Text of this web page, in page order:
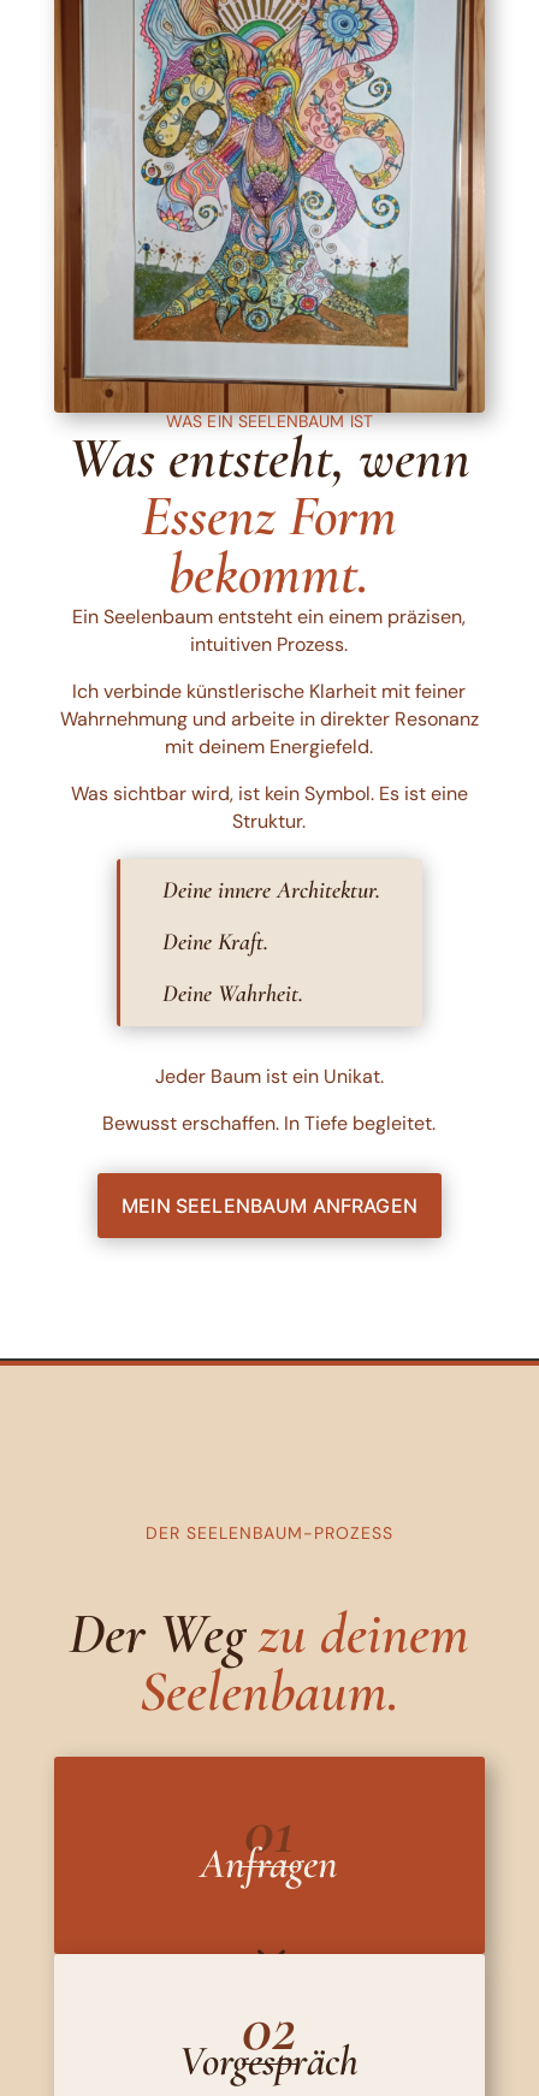
WAS EIN SEELENBAUM IST
Was entsteht, wenn
Essenz Form
bekommt.
Ein Seelenbaum entsteht ein einem präzisen,
intuitiven Prozess.
Ich verbinde künstlerische Klarheit mit feiner
Wahrnehmung und arbeite in direkter Resonanz
mit deinem Energiefeld.
Was sichtbar wird, ist kein Symbol. Es ist eine
Struktur.
Deine innere Architektur.
Deine Kraft.
Deine Wahrheit.
Jeder Baum ist ein Unikat.
Bewusst erschaffen. In Tiefe begleitet.
MEIN SEELENBAUM ANFRAGEN
DER SEELENBAUM-PROZESS
Der Wegzu deinem
Seelenbaum.
01
Anfragen
3
02
Vorgespräch